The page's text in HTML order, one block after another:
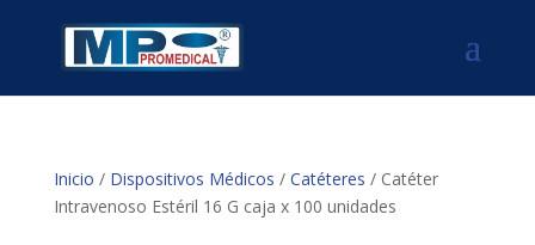
Inicio / Dispositivos Médicos / Catéteres / Catéter
Intravenoso Estéril 16 G caja x 100 unidades